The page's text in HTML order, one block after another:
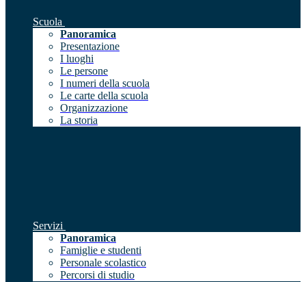
Scuola
Panoramica
Presentazione
I luoghi
Le persone
I numeri della scuola
Le carte della scuola
Organizzazione
La storia
Servizi
Panoramica
Famiglie e studenti
Personale scolastico
Percorsi di studio